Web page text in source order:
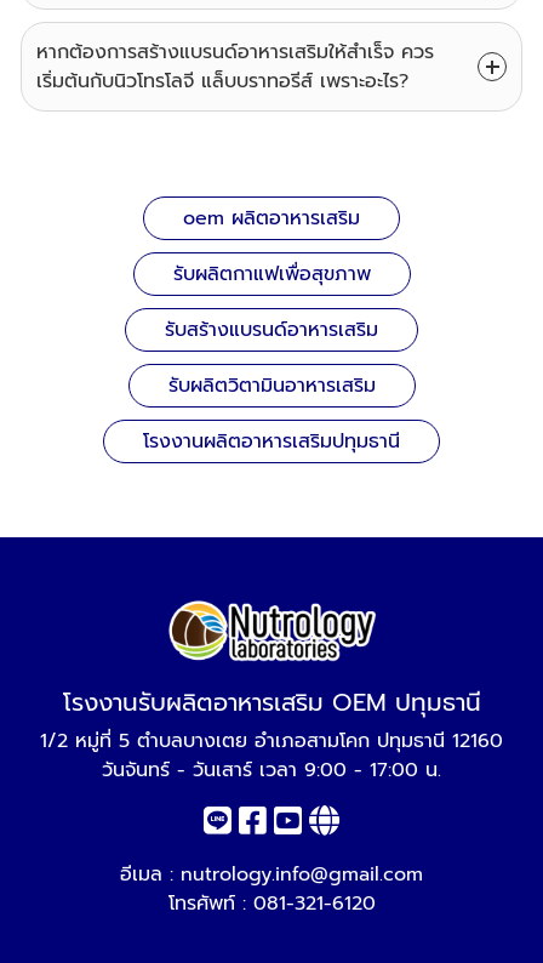
หากต้องการสร้างแบรนด์อาหารเสริมให้สำเร็จ ควร
เริ่มต้นกับนิวโทรโลจี แล็บบราทอรีส์ เพราะอะไร?
oem ผลิตอาหารเสริม
รับผลิตกาแฟเพื่อสุขภาพ
รับสร้างแบรนด์อาหารเสริม
รับผลิตวิตามินอาหารเสริม
โรงงานผลิตอาหารเสริมปทุมธานี
โรงงานรับผลิตอาหารเสริม OEM ปทุมธานี
1/2 หมู่ที่ 5 ตำบลบางเตย อำเภอสามโคก ปทุมธานี 12160
วันจันทร์ - วันเสาร์ เวลา 9:00 - 17:00 น.
อีเมล : nutrology.info@gmail.com
โทรศัพท์ : 081-321-6120